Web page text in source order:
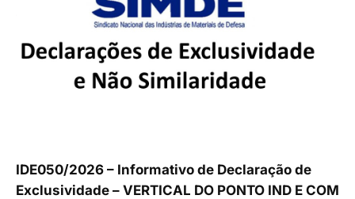
IDE050/2026 – Informativo de Declaração de
Exclusividade – VERTICAL DO PONTO IND E COM